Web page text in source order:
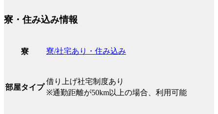
寮・住み込み情報
寮 寮/社宅あり・住み込み
部屋タイプ
借り上げ社宅制度あり
※通勤距離が50km以上の場合、利用可能